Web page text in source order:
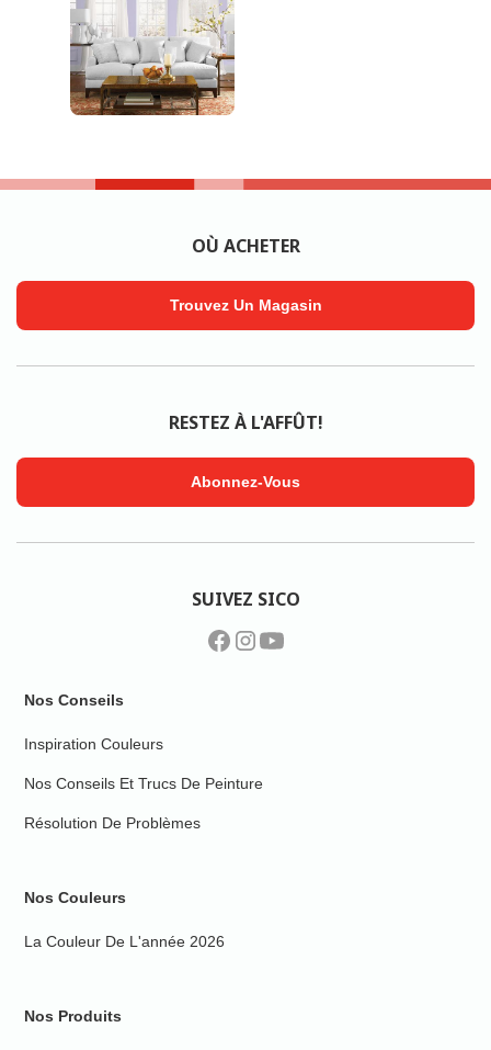
OÙ ACHETER
Trouvez Un Magasin
RESTEZ À L'AFFÛT!
Abonnez-Vous
SUIVEZ SICO
Nos Conseils
Inspiration Couleurs
Nos Conseils Et Trucs De Peinture
Résolution De Problèmes
Nos Couleurs
La Couleur De L'année 2026
Nos Produits